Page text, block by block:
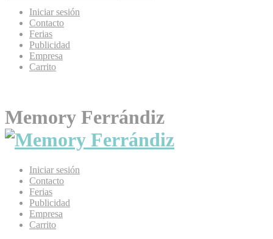
Iniciar sesión
Contacto
Ferias
Publicidad
Empresa
Carrito
Memory Ferrándiz
Iniciar sesión
Contacto
Ferias
Publicidad
Empresa
Carrito